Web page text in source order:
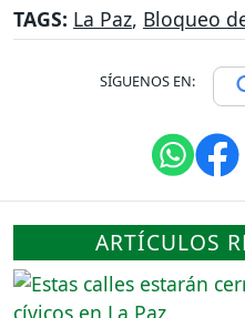
TAGS: La Paz, Bloqueo
SÍGUENOS EN:
ARTÍCULOS